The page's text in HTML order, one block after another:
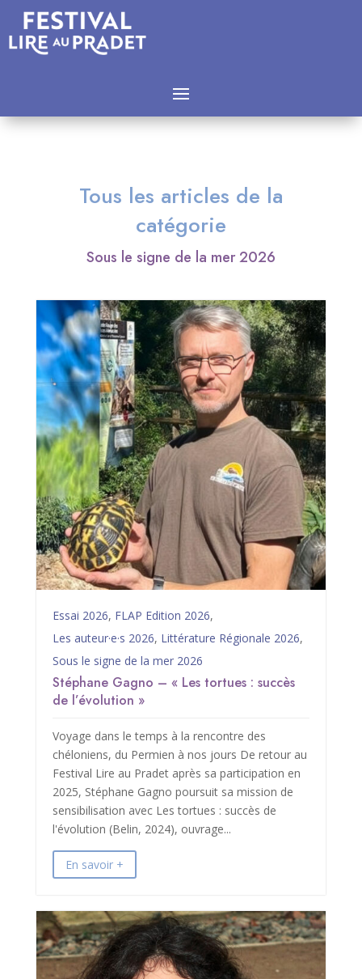
Tous les articles de la
catégorie
Sous le signe de la mer 2026
Essai 2026, FLAP Edition 2026,
Les auteur·e·s 2026, Littérature Régionale 2026,
Sous le signe de la mer 2026
Stéphane Gagno – « Les tortues : succès
de l’évolution »
Voyage dans le temps à la rencontre des
chéloniens, du Permien à nos jours De retour au
Festival Lire au Pradet après sa participation en
2025, Stéphane Gagno poursuit sa mission de
sensibilisation avec Les tortues : succès de
l'évolution (Belin, 2024), ouvrage...
En savoir +